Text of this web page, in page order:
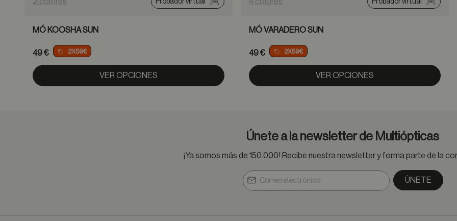
Probador virtual
MÓ KOOSHA SUN
49 € 2X59€
VER OPCIONES
Probador virtual
MÓ VARADERO SUN
49 € 2X59€
VER OPCIONES
Únete a la newsletter de Multiópticas
¡Ya somos más de 150.000! Recibe nuestra newsletter y forma parte de la
ÚNETE